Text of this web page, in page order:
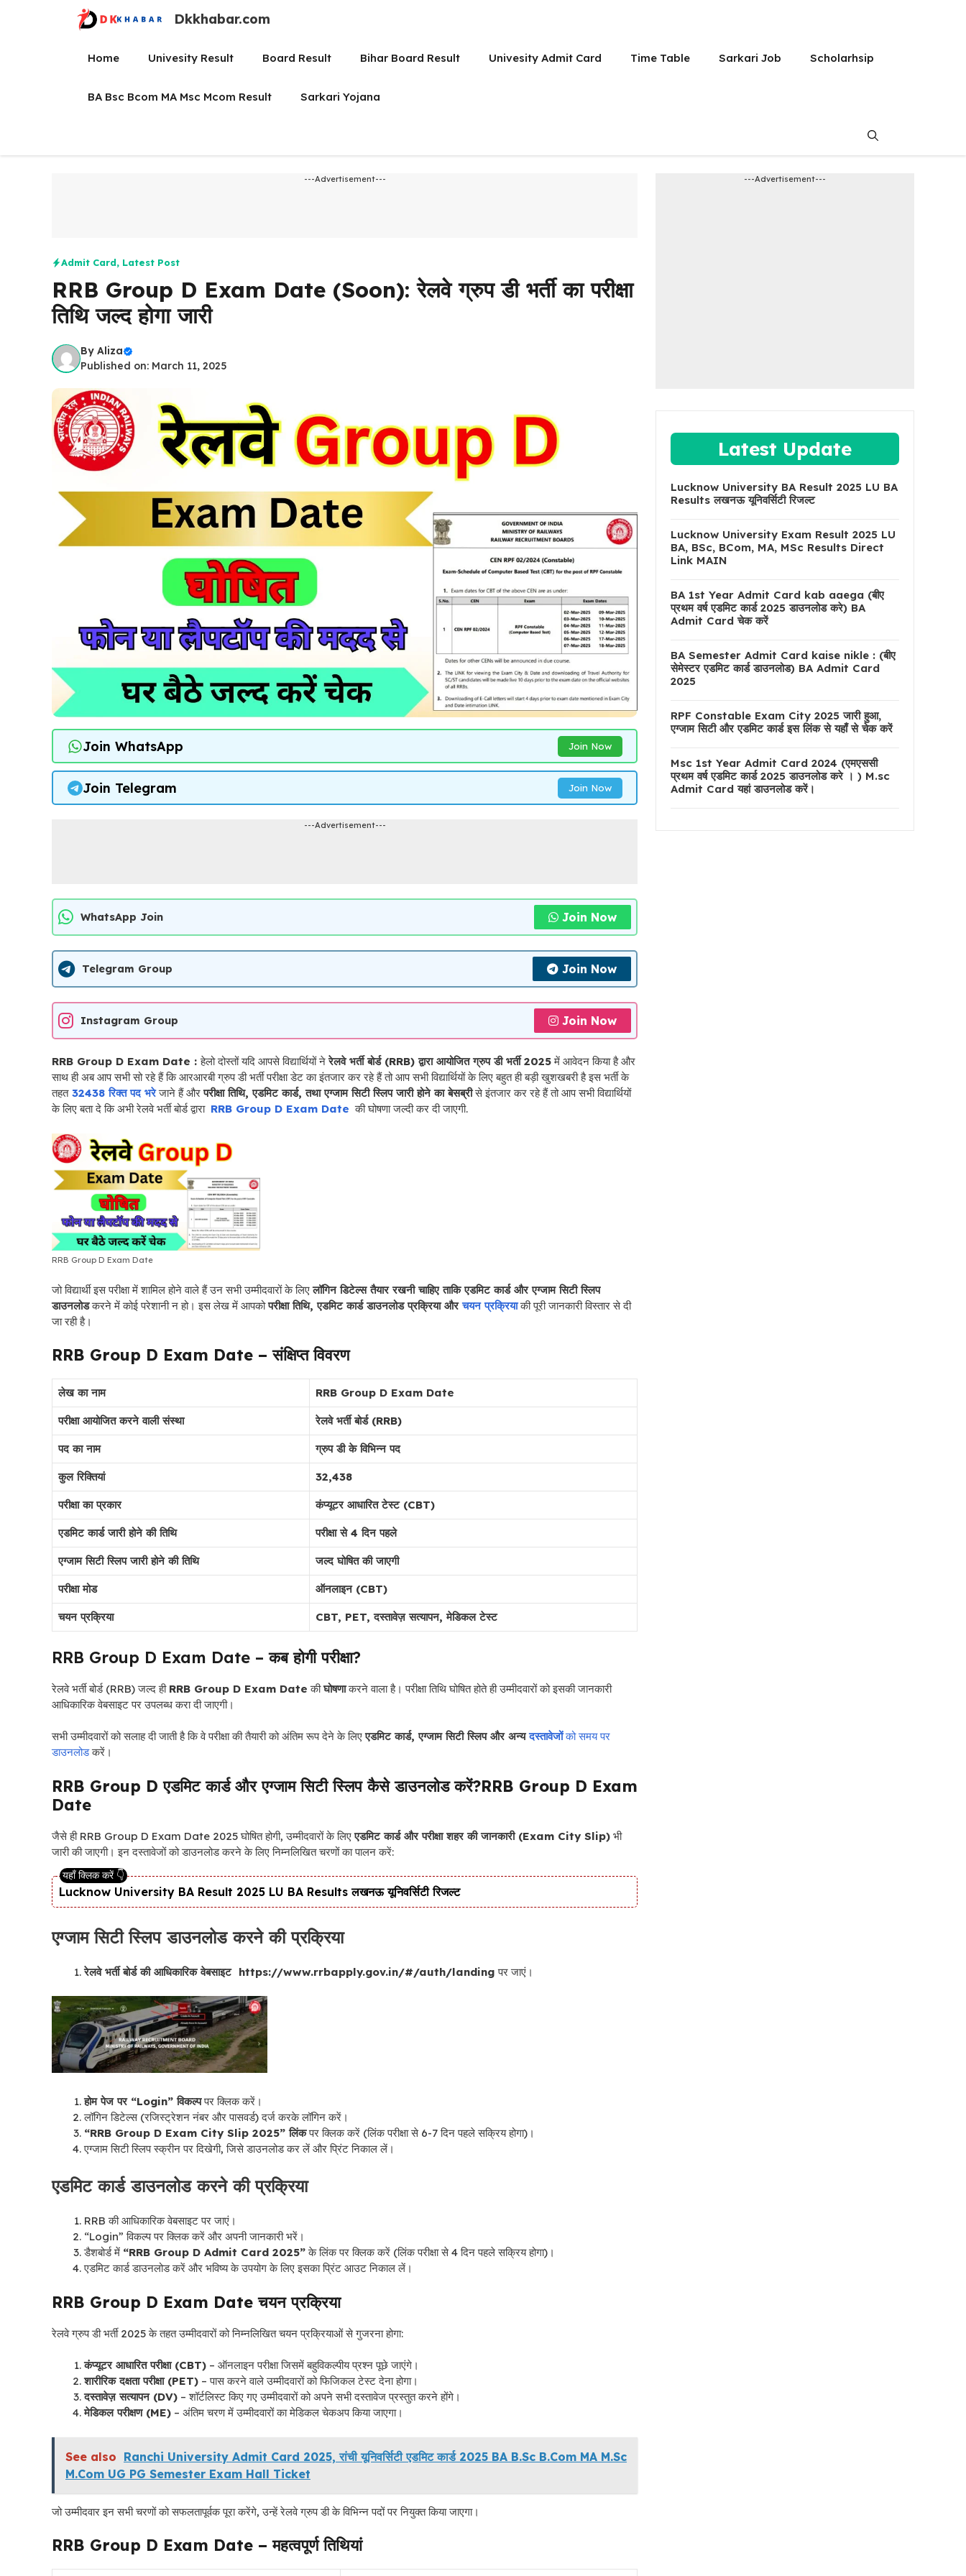
Dkkhabar.com
Home Univesity Result Board Result Bihar Board Result Univesity Admit Card Time Table Sarkari Job Scholarhsip
BA Bsc Bcom MA Msc Mcom Result Sarkari Yojana
---Advertisement---
Admit Card, Latest Post
RRB Group D Exam Date (Soon): रेलवे ग्रुप डी भर्ती का परीक्षा
तिथि जल्द होगा जारी
By Aliza
Published on: March 11, 2025
Join WhatsApp Join Now
Join Telegram Join Now
---Advertisement---
WhatsApp Join Join Now
Telegram Group Join Now
Instagram Group Join Now
RRB Group D Exam Date : हेलो दोस्तों यदि आपसे विद्यार्थियों नेरेलवे भर्ती बोर्ड (RRB) द्वारा आयोजित ग्रुप डी भर्ती2025में आवेदन किया है और
साथ ही अब आप सभी सो रहे हैं कि आरआरबी ग्रुप डी भर्ती परीक्षा डेट का इंतजार कर रहे हैं तो आप सभी विद्यार्थियों के लिए बहुत ही बड़ी खुशखबरी है इस भर्ती के
तहत32438 रिक्त पद भरेजाने हैं औरपरीक्षा तिथि, एडमिट कार्ड, तथा एग्जाम सिटी स्लिप जारी होने का बेसब्रीसे इंतजार कर रहे हैं तो आप सभी विद्यार्थियों
के लिए बता दे कि अभी रेलवे भर्ती बोर्ड द्वारा RRB Group D Exam Date की घोषणा जल्दी कर दी जाएगी.
RRB Group D Exam Date
जो विद्यार्थी इस परीक्षा में शामिल होने वाले हैं उन सभी उम्मीदवारों के लिएलॉगिन डिटेल्स तैयार रखनी चाहिए ताकि एडमिट कार्ड और एग्जाम सिटी स्लिप
डाउनलोडकरने में कोई परेशानी न हो। इस लेख में आपकोपरीक्षा तिथि, एडमिट कार्ड डाउनलोड प्रक्रिया औरचयन प्रक्रियाकी पूरी जानकारी विस्तार से दी
जा रही है।
RRB Group D Exam Date – संक्षिप्त विवरण
लेख का नाम RRB Group D Exam Date
परीक्षा आयोजित करने वाली संस्था रेलवे भर्ती बोर्ड (RRB)
पद का नाम ग्रुप डी के विभिन्न पद
कुल रिक्तियां 32,438
परीक्षा का प्रकार कंप्यूटर आधारित टेस्ट (CBT)
एडमिट कार्ड जारी होने की तिथि परीक्षा से 4 दिन पहले
एग्जाम सिटी स्लिप जारी होने की तिथि जल्द घोषित की जाएगी
परीक्षा मोड ऑनलाइन (CBT)
चयन प्रक्रिया CBT, PET, दस्तावेज़ सत्यापन, मेडिकल टेस्ट
RRB Group D Exam Date – कब होगी परीक्षा?
रेलवे भर्ती बोर्ड (RRB) जल्द ही RRB Group D Exam Date कीघोषणाकरने वाला है। परीक्षा तिथि घोषित होते ही उम्मीदवारों को इसकी जानकारी
आधिकारिक वेबसाइट पर उपलब्ध करा दी जाएगी।
सभी उम्मीदवारों को सलाह दी जाती है कि वे परीक्षा की तैयारी को अंतिम रूप देने के लिएएडमिट कार्ड, एग्जाम सिटी स्लिप और अन्यदस्तावेजोंको समय पर
डाउनलोडकरें।
RRB Group D एडमिट कार्ड और एग्जाम सिटी स्लिप कैसे डाउनलोड करें?RRB Group D Exam
Date
जैसे ही RRB Group D Exam Date 2025 घोषित होगी, उम्मीदवारों के लिएएडमिट कार्ड और परीक्षा शहर की जानकारी (Exam City Slip) भी
जारी की जाएगी। इन दस्तावेजों को डाउनलोड करने के लिए निम्नलिखित चरणों का पालन करें:
Lucknow University BA Result 2025 LU BA Results लखनऊ यूनिवर्सिटी रिजल्ट
एग्जाम सिटी स्लिप डाउनलोड करने की प्रक्रिया
रेलवे भर्ती बोर्ड की आधिकारिक वेबसाइट https://www.rrbapply.gov.in/#/auth/landingपर जाएं।
होम पेज पर “Login” विकल्पपर क्लिक करें।
लॉगिन डिटेल्स (रजिस्ट्रेशन नंबर और पासवर्ड) दर्ज करके लॉगिन करें।
“RRB Group D Exam City Slip 2025” लिंकपर क्लिक करें (लिंक परीक्षा से 6-7 दिन पहले सक्रिय होगा)।
एग्जाम सिटी स्लिप स्क्रीन पर दिखेगी, जिसे डाउनलोड कर लें और प्रिंट निकाल लें।
एडमिट कार्ड डाउनलोड करने की प्रक्रिया
RRB की आधिकारिक वेबसाइट पर जाएं।
“Login” विकल्प पर क्लिक करें और अपनी जानकारी भरें।
डैशबोर्ड में “RRB Group D Admit Card 2025”के लिंक पर क्लिक करें (लिंक परीक्षा से 4 दिन पहले सक्रिय होगा)।
एडमिट कार्ड डाउनलोड करें और भविष्य के उपयोग के लिए इसका प्रिंट आउट निकाल लें।
RRB Group D Exam Date चयन प्रक्रिया
रेलवे ग्रुप डी भर्ती 2025 के तहत उम्मीदवारों को निम्नलिखित चयन प्रक्रियाओं से गुजरना होगा:
कंप्यूटर आधारित परीक्षा (CBT) – ऑनलाइन परीक्षा जिसमें बहुविकल्पीय प्रश्न पूछे जाएंगे।
शारीरिक दक्षता परीक्षा (PET) – पास करने वाले उम्मीदवारों को फिजिकल टेस्ट देना होगा।
दस्तावेज़ सत्यापन (DV) – शॉर्टलिस्ट किए गए उम्मीदवारों को अपने सभी दस्तावेज प्रस्तुत करने होंगे।
मेडिकल परीक्षण (ME) – अंतिम चरण में उम्मीदवारों का मेडिकल चेकअप किया जाएगा।
See also Ranchi University Admit Card 2025, रांची यूनिवर्सिटी एडमिट कार्ड 2025 BA B.Sc B.Com MA M.Sc
M.Com UG PG Semester Exam Hall Ticket
जो उम्मीदवार इन सभी चरणों को सफलतापूर्वक पूरा करेंगे, उन्हें रेलवे ग्रुप डी के विभिन्न पदों पर नियुक्त किया जाएगा।
RRB Group D Exam Date – महत्वपूर्ण तिथियां
---Advertisement---
Latest Update
Lucknow University BA Result 2025 LU BA
Results लखनऊ यूनिवर्सिटी रिजल्ट
Lucknow University Exam Result 2025 LU
BA, BSc, BCom, MA, MSc Results Direct
Link MAIN
BA 1st Year Admit Card kab aaega (बीए
प्रथम वर्ष एडमिट कार्ड 2025 डाउनलोड करे) BA
Admit Card चेक करें
BA Semester Admit Card kaise nikle : (बीए
सेमेस्टर एडमिट कार्ड डाउनलोड) BA Admit Card
2025
RPF Constable Exam City 2025 जारी हुआ,
एग्जाम सिटी और एडमिट कार्ड इस लिंक से यहाँ से चेक करें
Msc 1st Year Admit Card 2024 (एमएससी
प्रथम वर्ष एडमिट कार्ड 2025 डाउनलोड करे । ) M.sc
Admit Card यहां डाउनलोड करें।